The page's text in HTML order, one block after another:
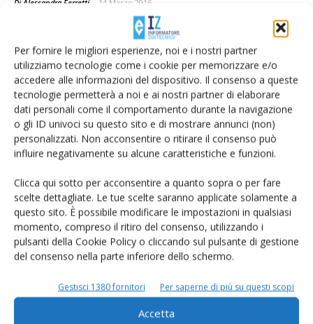
Per fornire le migliori esperienze, noi e i nostri partner
utilizziamo tecnologie come i cookie per memorizzare e/o
accedere alle informazioni del dispositivo. Il consenso a queste
tecnologie permetterà a noi e ai nostri partner di elaborare
dati personali come il comportamento durante la navigazione
o gli ID univoci su questo sito e di mostrare annunci (non)
personalizzati. Non acconsentire o ritirare il consenso può
influire negativamente su alcune caratteristiche e funzioni.
Clicca qui sotto per acconsentire a quanto sopra o per fare
scelte dettagliate. Le tue scelte saranno applicate solamente a
questo sito. È possibile modificare le impostazioni in qualsiasi
momento, compreso il ritiro del consenso, utilizzando i
pulsanti della Cookie Policy o cliccando sul pulsante di gestione
del consenso nella parte inferiore dello schermo.
Gestisci 1380 fornitori Per saperne di più su questi scopi
Accetta
Di Alessandra Ferretti 14 Marzo 2016
Digestato: valorizzazione economica e
ambientale
Di Carlo Odore e Giovanni Battista Marchello in collaborazione con Esea Srl e
Medilabor-
10 Febbraio 2016